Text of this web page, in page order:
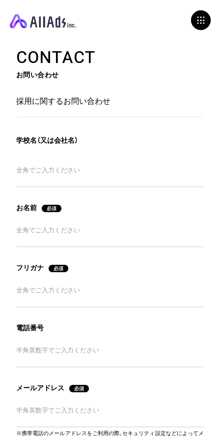
CONTACT
お問い合わせ
採用に関するお問い合わせ
学校名（又は会社名）
お名前
フリガナ
電話番号
メールアドレス
※携帯電話のメールアドレスをご利用の際、セキュリティ設定などによってメ